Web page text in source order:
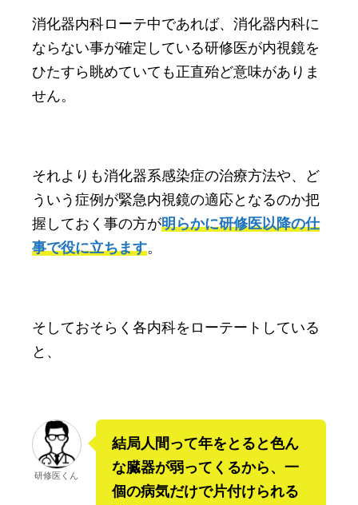
消化器内科ローテ中であれば、消化器内科に
ならない事が確定している研修医が内視鏡を
ひたすら眺めていても正直殆ど意味がありま
せん。
それよりも消化器系感染症の治療方法や、ど
ういう症例が緊急内視鏡の適応となるのか把
握しておく事の方が明らかに研修医以降の仕
事で役に立ちます。
そしておそらく各内科をローテートしている
と、
研修医くん
結局人間って年をとると色ん
な臓器が弱ってくるから、一
個の病気だけで片付けられる